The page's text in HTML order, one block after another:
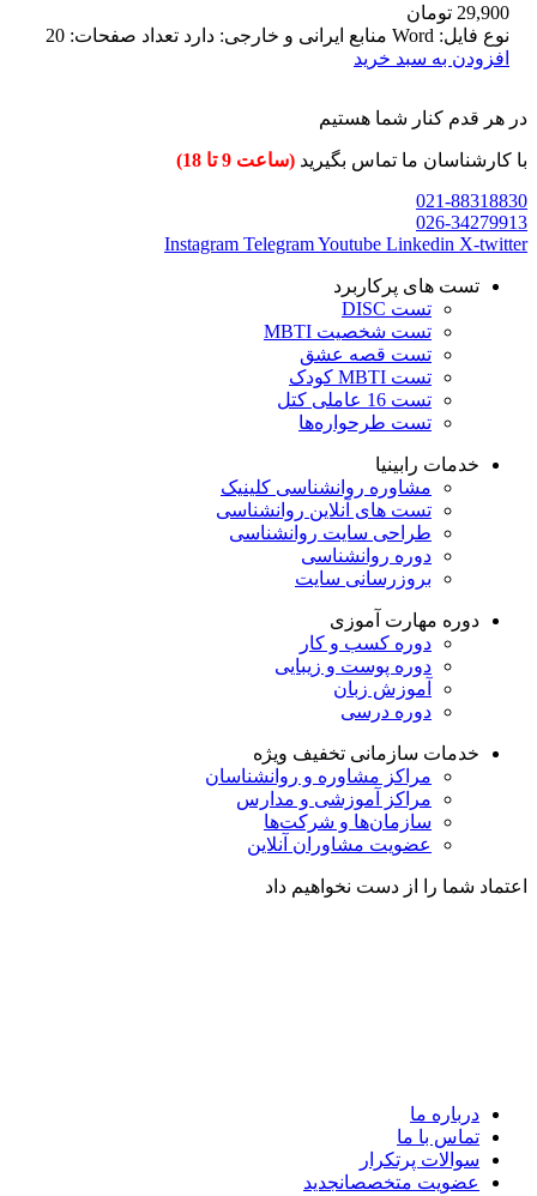
29,900 تومان
نوع فایل: Word منابع ایرانی و خارجی: دارد تعداد صفحات: 20
افزودن به سبد خرید
در هر قدم کنار شما هستیم
با کارشناسان ما تماس بگیرید (ساعت 9 تا 18)
021-88318830
026-34279913
Instagram TelegramYoutube Linkedin X-twitter
تست های پرکاربرد
تست DISC
تست شخصیت MBTI
تست قصه عشق
تست MBTI کودک
تست 16 عاملی کتل
تست طرحواره‌ها
خدمات رابینیا
مشاوره روانشناسی کلینیک
تست های آنلاین روانشناسی
طراحی سایت روانشناسی
دوره روانشناسی
بروزرسانی سایت
دوره مهارت آموزی
دوره کسب و کار
دوره پوست و زیبایی
آموزش زبان
دوره درسی
خدمات سازمانی تخفیف ویژه
مراکز مشاوره و روانشناسان
مراکز آموزشی و مدارس
سازمان‌ها و شرکت‌ها
عضویت مشاوران آنلاین
اعتماد شما را از دست نخواهیم داد
درباره ما
تماس با ما
سوالات پرتکرار
عضویت متخصصانجدید